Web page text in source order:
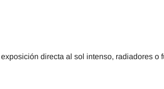
directa al sol intenso, radiadores o